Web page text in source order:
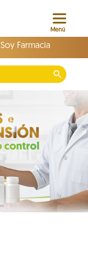
Soy Farmacia
Search Button